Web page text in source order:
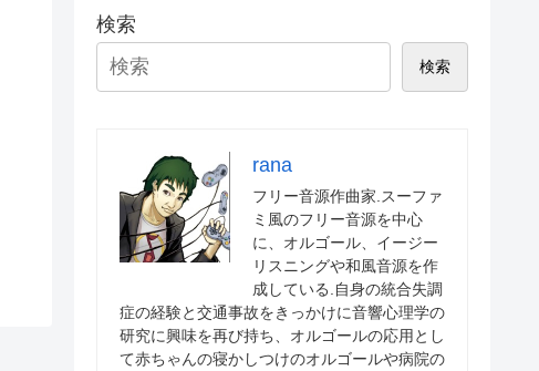
検索
検索
rana
フリー音源作曲家.スーファ
ミ風のフリー音源を中心
に、オルゴール、イージー
リスニングや和風音源を作
成している.自身の統合失調
症の経験と交通事故をきっかけに音響心理学の
研究に興味を再び持ち、オルゴールの応用とし
て赤ちゃんの寝かしつけのオルゴールや病院の